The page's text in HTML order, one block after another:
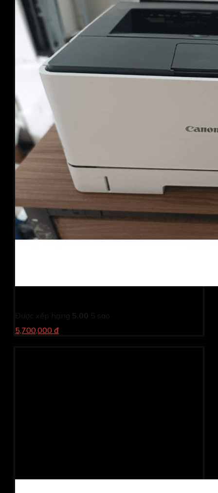
Được xếp hạng 5.00 5 sao
5,700,000 đ